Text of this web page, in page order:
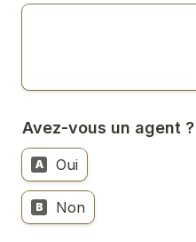
Avez-vous un agent ?
A Oui
B Non